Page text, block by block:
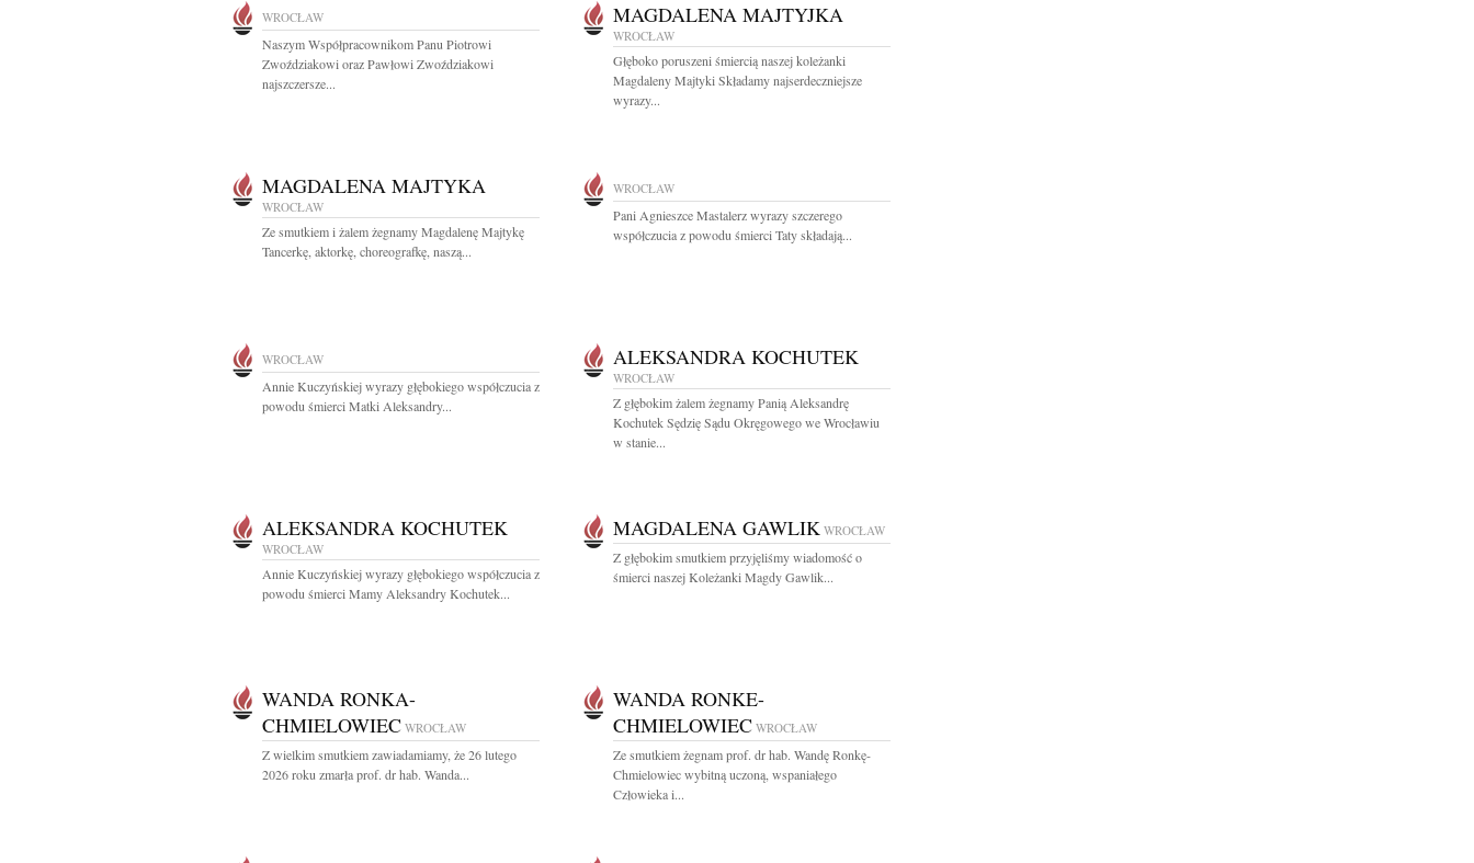
WROCŁAW
Naszym Współpracownikom Panu Piotrowi
Zwoździakowi oraz Pawłowi Zwoździakowi
najszczersze...
MAGDALENA MAJTYJKA
WROCŁAW
Głęboko poruszeni śmiercią naszej koleżanki
Magdaleny Majtyki Składamy najserdeczniejsze
wyrazy...
MAGDALENA MAJTYKA
WROCŁAW
Ze smutkiem i żalem żegnamy Magdalenę Majtykę
Tancerkę, aktorkę, choreografkę, naszą...
WROCŁAW
Pani Agnieszce Mastalerz wyrazy szczerego
współczucia z powodu śmierci Taty składają...
WROCŁAW
Annie Kuczyńskiej wyrazy głębokiego współczucia z
powodu śmierci Matki Aleksandry...
ALEKSANDRA KOCHUTEK
WROCŁAW
Z głębokim żalem żegnamy Panią Aleksandrę
Kochutek Sędzię Sądu Okręgowego we Wrocławiu
w stanie...
ALEKSANDRA KOCHUTEK
WROCŁAW
Annie Kuczyńskiej wyrazy głębokiego współczucia z
powodu śmierci Mamy Aleksandry Kochutek...
MAGDALENA GAWLIK WROCŁAW
Z głębokim smutkiem przyjęliśmy wiadomość o
śmierci naszej Koleżanki Magdy Gawlik...
WANDA RONKA-
CHMIELOWIEC WROCŁAW
Z wielkim smutkiem zawiadamiamy, że 26 lutego
2026 roku zmarła prof. dr hab. Wanda...
WANDA RONKE-
CHMIELOWIEC WROCŁAW
Ze smutkiem żegnam prof. dr hab. Wandę Ronkę-
Chmielowiec wybitną uczoną, wspaniałego
Człowieka i...